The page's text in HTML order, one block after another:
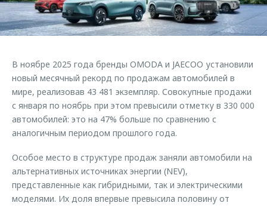
Страхование
Кредитный калькулятор
Одежда и сувениры
Оригинальные аксессуары
Запчасти
Трейд-ин
Калькулятор трейд-ин
Руководства по эксплуатации
Клиентская поддержка
Клуб владельцев OMODA
Приложение O&J
Аксессуары
Одежда и сувениры
Оригинальные аксессуары
Запчасти
Правовая информация
Обратная связь
В ноябре 2025 года бренды OMODA и JAECOO установили
новый месячный рекорд по продажам автомобилей в
мире, реализовав 43 481 экземпляр. Совокупные продажи
с января по ноябрь при этом превысили отметку в 330 000
автомобилей: это на 47% больше по сравнению с
аналогичным периодом прошлого года.
Особое место в структуре продаж заняли автомобили на
альтернативных источниках энергии (NEV),
представленные как гибридными, так и электрическими
моделями. Их доля впервые превысила половину от